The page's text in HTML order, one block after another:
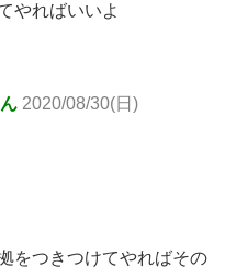
やればいいよ
2020/08/30(日)
をつきつけてやればその